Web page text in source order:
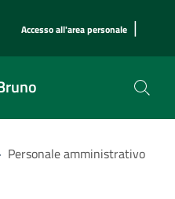
Accesso all'area personale |
Personale amministrativo